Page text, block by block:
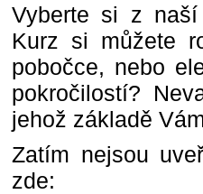
Vyberte si z
Kurz si můžete
pobočce, nebo
pokročilostí?
jehož základě
Zatím nejsou
zde: